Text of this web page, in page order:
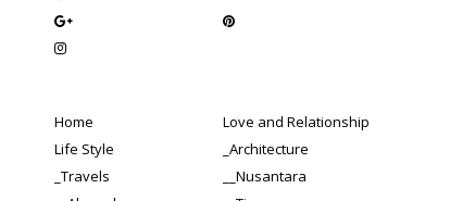
Home
Love and Relationship
Life Style
_Architecture
_Travels
__Nusantara